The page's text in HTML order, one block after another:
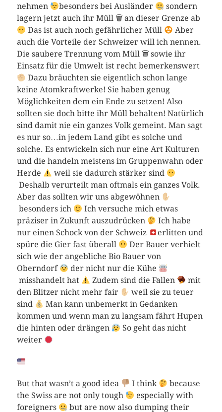
nehmen
besonders bei Ausländer
sondern
lagern jetzt auch ihr Müll 🗑 an dieser Grenze ab
Das ist auch noch gefährlicher Müll
Aber
auch die Vorteile der Schweizer will ich nennen.
Die saubere Trennung vom Müll 🗑 sowie ihr
Einsatz für die Umwelt ist recht bemerkenswert
Dazu bräuchten sie eigentlich schon lange
keine Atomkraftwerke! Sie haben genug
Möglichkeiten dem ein Ende zu setzen! Also
sollten sie doch bitte ihr Müll behalten! Natürlich
sind damit nie ein ganzes Volk gemeint. Man sagt
es nur so…in jedem Land gibt es solche und
solche. Es entwickeln sich nur eine Art Kulturen
und die handeln meistens im Gruppenwahn oder
Herde
weil sie dadurch stärker sind
Deshalb verurteilt man oftmals ein ganzes Volk.
Aber das sollten wir uns abgewöhnen
besonders ich
Ich versuche mich etwas
präziser in Zukunft auszudrücken
Ich habe
nur einen Schock von der Schweiz
erlitten und
spüre die Gier fast überall
Der Bauer verhielt
sich wie der angebliche Bio Bauer von
Oberndorf
der nicht nur die Kühe
misshandelt hat
Zudem sind die Fallen
mit
den Blitzer nicht mehr fair
weil sie zu teuer
sind
Man kann unbemerkt in Gedanken
kommen und wenn man zu langsam fährt Hupen
die hinten oder drängen
So geht das nicht
weiter
But that wasn’t a good idea I think
because
the Swiss are not only tough
especially with
foreigners
but are now also dumping their